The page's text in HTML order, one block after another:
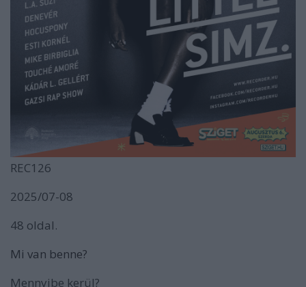
REC126
2025/07-08
48 oldal.
Mi van benne?
Mennyibe kerül?